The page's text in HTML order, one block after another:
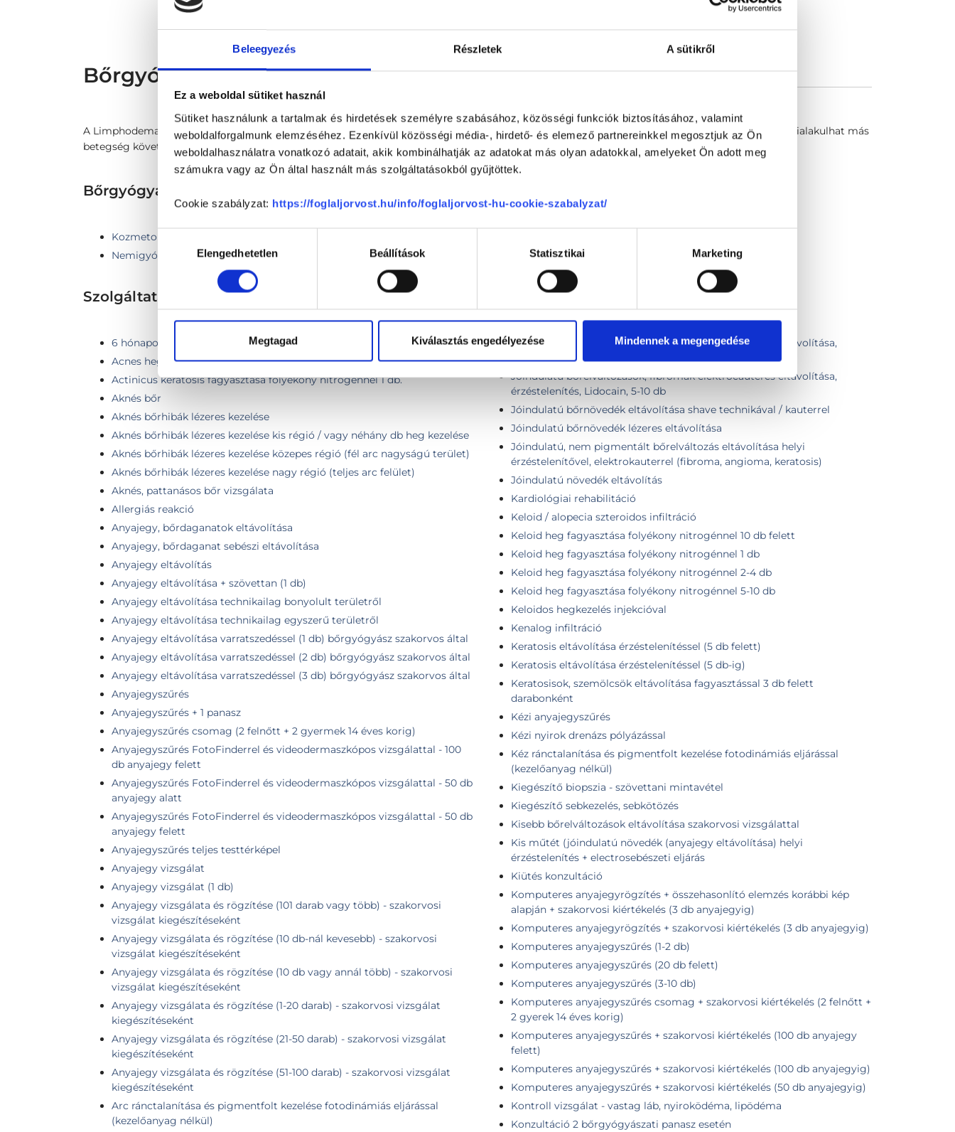
Beleegyezés Részletek A sütikről
Ez a weboldal sütiket használ
Sütiket használunk a tartalmak és hirdetések személyre szabásához, közösségi funkciók biztosításához, valamint
weboldalforgalmunk elemzéséhez. Ezenkívül közösségi média-, hirdető- és elemező partnereinkkel megosztjuk az Ön
weboldalhasználatra vonatkozó adatait, akik kombinálhatják az adatokat más olyan adatokkal, amelyeket Ön adott meg
számukra vagy az Ön által használt más szolgáltatásokból gyűjtöttek.
Cookie szabályzat: https://foglaljorvost.hu/info/foglaljorvost-hu-cookie-szabalyzat/
kiválasztásaElengedhetetlen Beállítások Statisztikai Marketing
Megtagad Kiválasztás engedélyezése Mindennek a megengedése
Bőrgyógyász - Bőrgyógyászat
A Limphodema, vagyis a nyiroködéma alatt a nyirokkeringési zavar miatt kialakuló duzzanatot értjük. Mindig egy-egy testrészre korlátozódik. Kialakulhat más
betegség következtében is. A nőket négyszer gyakrabban érinti ez a betegség, mint a férfiakat.
Bőrgyógyászat TERÜLETHEZ KAPCSOLÓDÓ SZAKTERÜLETEK
Kozmetológia
Nemigyógyászat
Szolgáltatások
6 hónapon belüli FotoFinder kontroll (1-3 db anyajegy esetén)
Acnes hegek kezelése pikoszekundumos lézerrel
Actinicus keratosis fagyasztása folyékony nitrogénnel 1 db.
Aknés bőr
Aknés bőrhibák lézeres kezelése
Aknés bőrhibák lézeres kezelése kis régió / vagy néhány db heg kezelése
Aknés bőrhibák lézeres kezelése közepes régió (fél arc nagyságú terület)
Aknés bőrhibák lézeres kezelése nagy régió (teljes arc felület)
Aknés, pattanásos bőr vizsgálata
Allergiás reakció
Anyajegy, bőrdaganatok eltávolítása
Anyajegy, bőrdaganat sebészi eltávolítása
Anyajegy eltávolítás
Anyajegy eltávolítása + szövettan (1 db)
Anyajegy eltávolítása technikailag bonyolult területről
Anyajegy eltávolítása technikailag egyszerű területről
Anyajegy eltávolítása varratszedéssel (1 db) bőrgyógyász szakorvos által
Anyajegy eltávolítása varratszedéssel (2 db) bőrgyógyász szakorvos által
Anyajegy eltávolítása varratszedéssel (3 db) bőrgyógyász szakorvos által
Anyajegyszűrés
Anyajegyszűrés + 1 panasz
Anyajegyszűrés csomag (2 felnőtt + 2 gyermek 14 éves korig)
Anyajegyszűrés FotoFinderrel és videodermaszkópos vizsgálattal - 100
db anyajegy felett
Anyajegyszűrés FotoFinderrel és videodermaszkópos vizsgálattal - 50 db
anyajegy alatt
Anyajegyszűrés FotoFinderrel és videodermaszkópos vizsgálattal - 50 db
anyajegy felett
Anyajegyszűrés teljes testtérképel
Anyajegy vizsgálat
Anyajegy vizsgálat (1 db)
Anyajegy vizsgálata és rögzítése (101 darab vagy több) - szakorvosi
vizsgálat kiegészítéseként
Anyajegy vizsgálata és rögzítése (10 db-nál kevesebb) - szakorvosi
vizsgálat kiegészítéseként
Anyajegy vizsgálata és rögzítése (10 db vagy annál több) - szakorvosi
vizsgálat kiegészítéseként
Anyajegy vizsgálata és rögzítése (1-20 darab) - szakorvosi vizsgálat
kiegészítéseként
Anyajegy vizsgálata és rögzítése (21-50 darab) - szakorvosi vizsgálat
kiegészítéseként
Anyajegy vizsgálata és rögzítése (51-100 darab) - szakorvosi vizsgálat
kiegészítéseként
Arc ránctalanítása és pigmentfolt kezelése fotodinámiás eljárással
(kezelőanyag nélkül)
Jóindulatú bőrelváltozások, fibromák elektrocauteres eltávolítása,
érzéstelenítés, Lidocain, 2-4 db
Jóindulatú bőrelváltozások, fibromák elektrocauteres eltávolítása,
érzéstelenítés, Lidocain, 5-10 db
Jóindulatú bőrnövedék eltávolítása shave technikával / kauterrel
Jóindulatú bőrnövedék lézeres eltávolítása
Jóindulatú, nem pigmentált bőrelváltozás eltávolítása helyi
érzéstelenítővel, elektrokauterrel (fibroma, angioma, keratosis)
Jóindulatú növedék eltávolítás
Kardiológiai rehabilitáció
Keloid / alopecia szteroidos infiltráció
Keloid heg fagyasztása folyékony nitrogénnel 10 db felett
Keloid heg fagyasztása folyékony nitrogénnel 1 db
Keloid heg fagyasztása folyékony nitrogénnel 2-4 db
Keloid heg fagyasztása folyékony nitrogénnel 5-10 db
Keloidos hegkezelés injekcióval
Kenalog infiltráció
Keratosis eltávolítása érzéstelenítéssel (5 db felett)
Keratosis eltávolítása érzéstelenítéssel (5 db-ig)
Keratosisok, szemölcsök eltávolítása fagyasztással 3 db felett
darabonként
Kézi anyajegyszűrés
Kézi nyirok drenázs pólyázással
Kéz ránctalanítása és pigmentfolt kezelése fotodinámiás eljárással
(kezelőanyag nélkül)
Kiegészítő biopszia - szövettani mintavétel
Kiegészítő sebkezelés, sebkötözés
Kisebb bőrelváltozások eltávolítása szakorvosi vizsgálattal
Kis műtét (jóindulatú növedék (anyajegy eltávolítása) helyi
érzéstelenítés + electrosebészeti eljárás
Kiütés konzultáció
Komputeres anyajegyrögzítés + összehasonlító elemzés korábbi kép
alapján + szakorvosi kiértékelés (3 db anyajegyig)
Komputeres anyajegyrögzítés + szakorvosi kiértékelés (3 db anyajegyig)
Komputeres anyajegyszűrés (1-2 db)
Komputeres anyajegyszűrés (20 db felett)
Komputeres anyajegyszűrés (3-10 db)
Komputeres anyajegyszűrés csomag + szakorvosi kiértékelés (2 felnőtt +
2 gyerek 14 éves korig)
Komputeres anyajegyszűrés + szakorvosi kiértékelés (100 db anyajegy
felett)
Komputeres anyajegyszűrés + szakorvosi kiértékelés (100 db anyajegyig)
Komputeres anyajegyszűrés + szakorvosi kiértékelés (50 db anyajegyig)
Kontroll vizsgálat - vastag láb, nyiroködéma, lipödéma
Konzultáció 2 bőrgyógyászati panasz esetén